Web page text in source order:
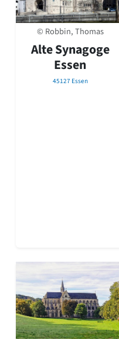
© Robbin, Thomas
Alte Synagoge
Essen
45127 Essen